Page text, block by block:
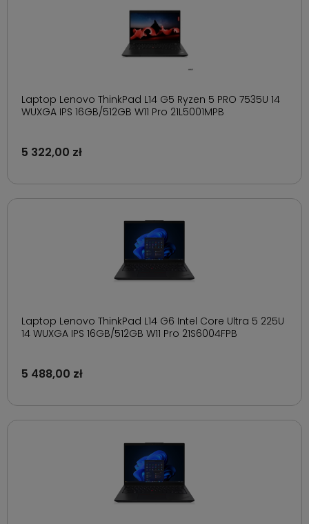
Laptop Lenovo ThinkPad L14 G5 Ryzen 5 PRO 7535U 14
WUXGA IPS 16GB/512GB W11 Pro 21L5001MPB
5 322,00 zł
Laptop Lenovo ThinkPad L14 G6 Intel Core Ultra 5 225U
14 WUXGA IPS 16GB/512GB W11 Pro 21S6004FPB
5 488,00 zł